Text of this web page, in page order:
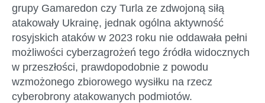
grupy Gamaredon czy Turla ze zdwojoną siłą
atakowały Ukrainę, jednak ogólna aktywność
rosyjskich ataków w 2023 roku nie oddawała pełni
możliwości cyberzagrożeń tego źródła widocznych
w przeszłości, prawdopodobnie z powodu
wzmożonego zbiorowego wysiłku na rzecz
cyberobrony atakowanych podmiotów.